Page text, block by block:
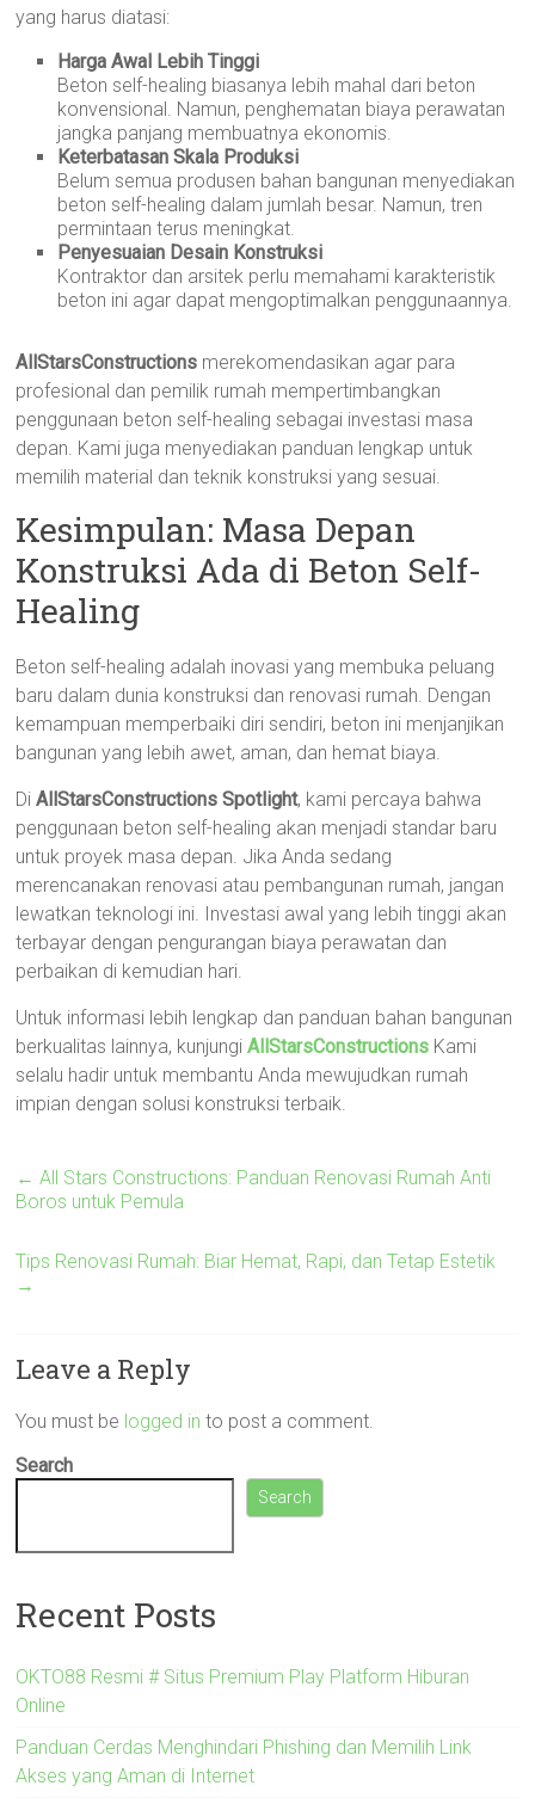
yang harus diatasi:
Harga Awal Lebih Tinggi
Beton self-healing biasanya lebih mahal dari beton
konvensional. Namun, penghematan biaya perawatan
jangka panjang membuatnya ekonomis.
Keterbatasan Skala Produksi
Belum semua produsen bahan bangunan menyediakan
beton self-healing dalam jumlah besar. Namun, tren
permintaan terus meningkat.
Penyesuaian Desain Konstruksi
Kontraktor dan arsitek perlu memahami karakteristik
beton ini agar dapat mengoptimalkan penggunaannya.
AllStarsConstructions merekomendasikan agar para
profesional dan pemilik rumah mempertimbangkan
penggunaan beton self-healing sebagai investasi masa
depan. Kami juga menyediakan panduan lengkap untuk
memilih material dan teknik konstruksi yang sesuai.
Kesimpulan: Masa Depan
Konstruksi Ada di Beton Self-
Healing
Beton self-healing adalah inovasi yang membuka peluang
baru dalam dunia konstruksi dan renovasi rumah. Dengan
kemampuan memperbaiki diri sendiri, beton ini menjanjikan
bangunan yang lebih awet, aman, dan hemat biaya.
DiAllStarsConstructions Spotlight, kami percaya bahwa
penggunaan beton self-healing akan menjadi standar baru
untuk proyek masa depan. Jika Anda sedang
merencanakan renovasi atau pembangunan rumah, jangan
lewatkan teknologi ini. Investasi awal yang lebih tinggi akan
terbayar dengan pengurangan biaya perawatan dan
perbaikan di kemudian hari.
Untuk informasi lebih lengkap dan panduan bahan bangunan
berkualitas lainnya, kunjungiAllStarsConstructions Kami
selalu hadir untuk membantu Anda mewujudkan rumah
impian dengan solusi konstruksi terbaik.
← All Stars Constructions: Panduan Renovasi Rumah Anti
Boros untuk Pemula
Tips Renovasi Rumah: Biar Hemat, Rapi, dan Tetap Estetik
→
Leave a Reply
You must be logged in to post a comment.
Search
Search
Recent Posts
OKTO88 Resmi # Situs Premium Play Platform Hiburan
Online
Panduan Cerdas Menghindari Phishing dan Memilih Link
Akses yang Aman di Internet